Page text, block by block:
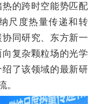
的跨时空能势匹配
尺度热量传递和转
同研究、东方新一
复杂颗粒场的光学
了该领域的最新研
。